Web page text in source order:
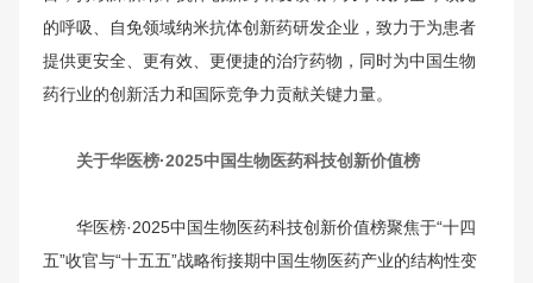
的呼吸、自免领域纳米抗体创新药研发企业，致力于为患者
提供更安全、更有效、更便捷的治疗药物，同时为中国生物
药行业的创新活力和国际竞争力贡献关键力量。
关于华医榜·2025中国生物医药科技创新价值榜
华医榜·2025中国生物医药科技创新价值榜聚焦于“十四
五”收官与“十五五”战略衔接期中国生物医药产业的结构性变